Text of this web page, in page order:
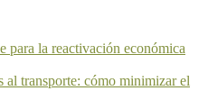
para la reactivación económica
al transporte: cómo minimizar el